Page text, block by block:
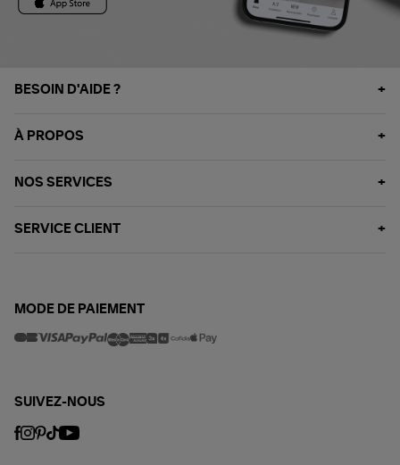
BESOIN D'AIDE ?
À PROPOS
NOS SERVICES
SERVICE CLIENT
MODE DE PAIEMENT
SUIVEZ-NOUS